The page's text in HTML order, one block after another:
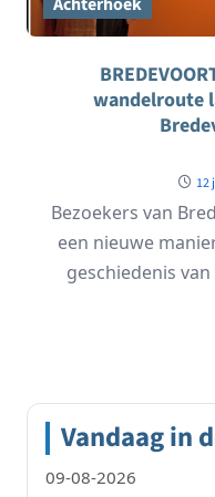
wandelroute
12
Bezoekers van
een nieuwe
geschiedenis
Vandaag in
09-08-2026